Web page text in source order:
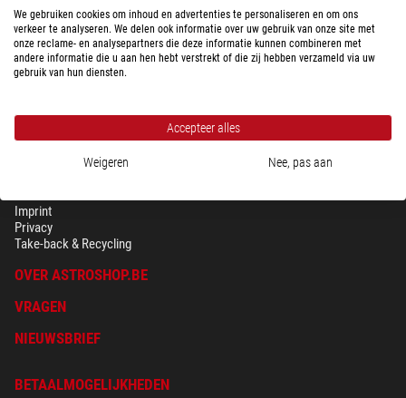
Imprint
Privacy
Take-back & Recycling
OVER ASTROSHOP.BE
VRAGEN
NIEUWSBRIEF
BETAALMOGELIJKHEDEN
We gebruiken cookies om inhoud en advertenties te personaliseren en om ons
verkeer te analyseren. We delen ook informatie over uw gebruik van onze site met
onze reclame- en analysepartners die deze informatie kunnen combineren met
andere informatie die u aan hen hebt verstrekt of die zij hebben verzameld via uw
gebruik van hun diensten.
Accepteer alles
Weigeren Nee, pas aan